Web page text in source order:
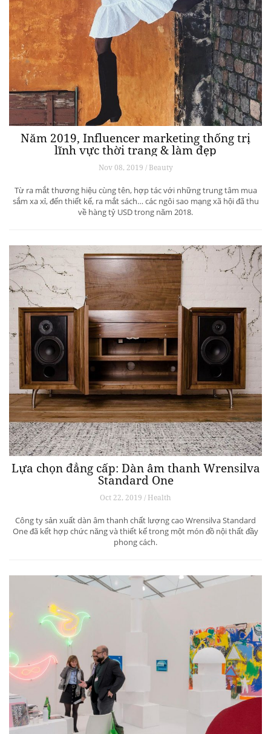
Năm 2019, Influencer marketing thống trị
lĩnh vực thời trang & làm đẹp
Nov 08, 2019 / Beauty
Từ ra mắt thương hiệu cùng tên, hợp tác với những trung tâm mua
sắm xa xỉ, đến thiết kế, ra mắt sách… các ngôi sao mạng xã hội đã thu
về hàng tỷ USD trong năm 2018.
Lựa chọn đẳng cấp: Dàn âm thanh Wrensilva
Standard One
Oct 22, 2019 / Health
Công ty sản xuất dàn âm thanh chất lượng cao Wrensilva Standard
One đã kết hợp chức năng và thiết kế trong một món đồ nội thất đầy
phong cách.